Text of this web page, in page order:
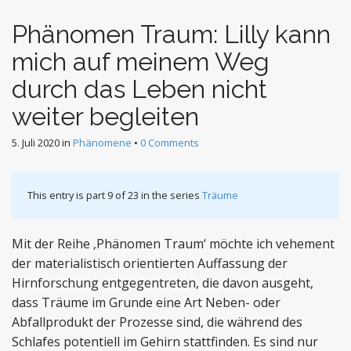
Phänomen Traum: Lilly kann
mich auf meinem Weg
durch das Leben nicht
weiter begleiten
5. Juli 2020in Phänomene • 0 Comments
This entry is part 9 of 23 in the series Träume
Mit der Reihe ‚Phänomen Traum‘ möchte ich vehement
der materialistisch orientierten Auffassung der
Hirnforschung entgegentreten, die davon ausgeht,
dass Träume im Grunde eine Art Neben- oder
Abfallprodukt der Prozesse sind, die während des
Schlafes potentiell im Gehirn stattfinden. Es sind nur